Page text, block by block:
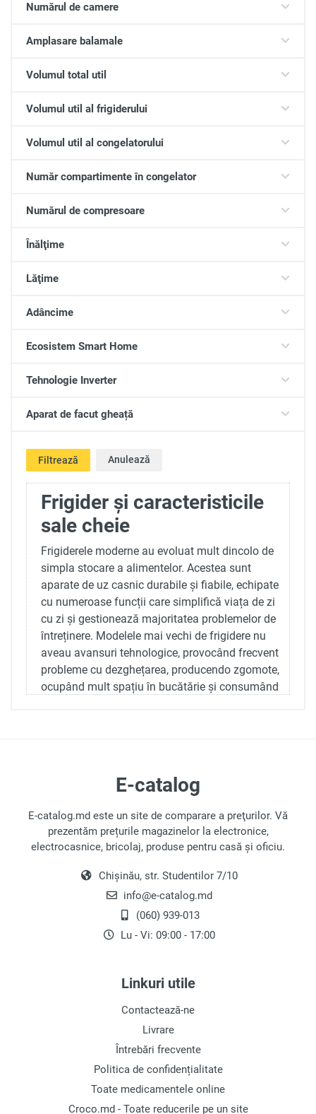
Numărul de camere
Amplasare balamale
Volumul total util
Volumul util al frigiderului
Volumul util al congelatorului
Număr compartimente în congelator
Numărul de compresoare
Înălţime
Lăţime
Adâncime
Ecosistem Smart Home
Tehnologie Inverter
Aparat de facut gheață
Filtrează Anulează
Frigider și caracteristicile
sale cheie
Frigiderele moderne au evoluat mult dincolo de
simpla stocare a alimentelor. Acestea sunt
aparate de uz casnic durabile și fiabile, echipate
cu numeroase funcții care simplifică viața de zi
cu zi și gestionează majoritatea problemelor de
întreținere. Modelele mai vechi de frigidere nu
aveau avansuri tehnologice, provocând frecvent
probleme cu dezghețarea, producendo zgomote,
ocupând mult spațiu în bucătărie și consumând
durabilitate și funcționalități suplimentare
Acoperire antibacteriană
Această caracteristică ajută la prevenirea
mirosurilor neplăcute și a creșterii bacteriilor,
asigurând curățenia în interiorul frigiderului.
Indicator de ușă deschisă
Un sistem de alarmă te anunță dacă ușa
Blocat copii
Această funcție protejează panoul de control de
manipulările accidentale de către copii.
Este esențial să alegi un frigider care să
corespundă nevoilor și cerințelor tale.
Cum să alegi un frigider
E-catalog
E-catalog.md este un site de comparare a preţurilor. Vă
prezentăm prețurile magazinelor la electronice,
electrocasnice, bricolaj, produse pentru casă și oficiu.
Chișinău, str. Studentilor 7/10
info@e-catalog.md
(060) 939-013
Lu - Vi: 09:00 - 17:00
Linkuri utile
Contactează-ne
Livrare
Întrebări frecvente
Politica de confidențialitate
Toate medicamentele online
Croco.md - Toate reducerile pe un site